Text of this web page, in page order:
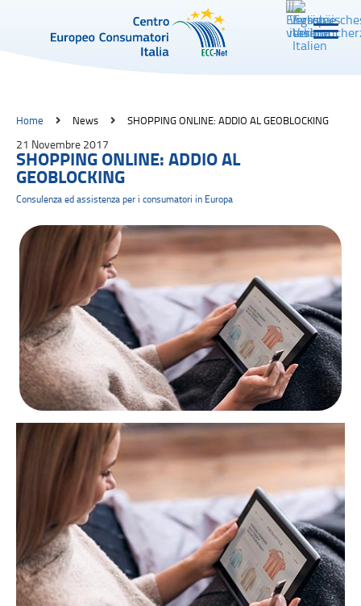
Home News SHOPPING ONLINE: ADDIO AL GEOBLOCKING
21 Novembre 2017
SHOPPING ONLINE: ADDIO AL
GEOBLOCKING
Consulenza ed assistenza per i consumatori in Europa